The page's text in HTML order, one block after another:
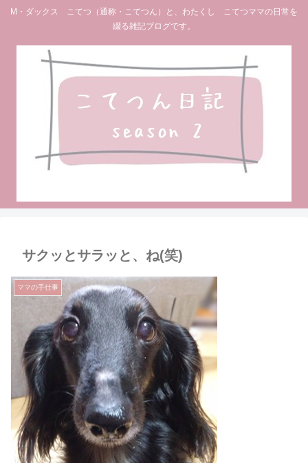
M・ダックス こてつ（通称・こてつん）と、わたくし こてつママの日常を
綴る雑記ブログです。
サクッとサラッと、ね(笑)
ママの手仕事